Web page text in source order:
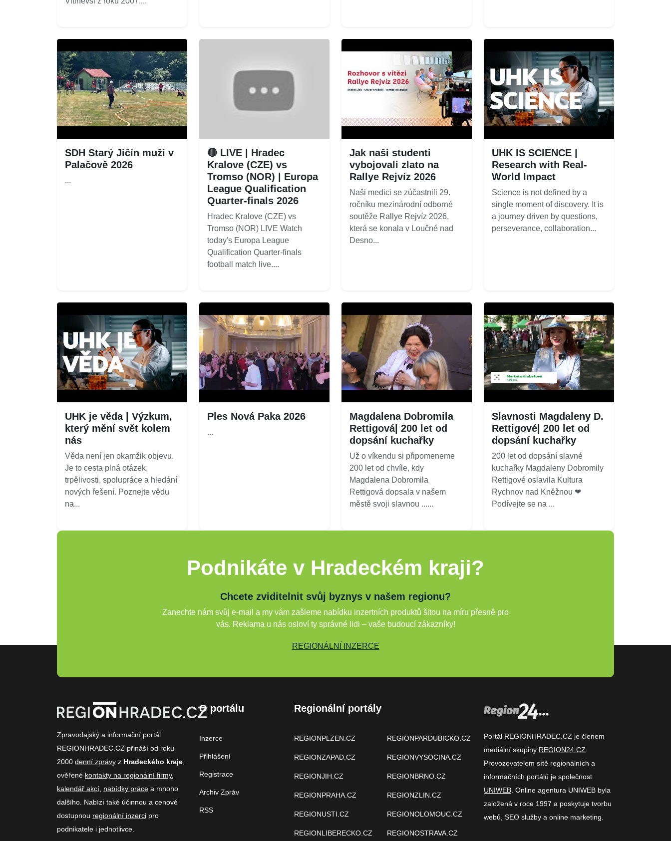
SDH Starý Jičín muži v
Palačově 2026
...
🔴 LIVE | Hradec
Kralove (CZE) vs
Tromso (NOR) | Europa
League Qualification
Quarter-finals 2026
Hradec Kralove (CZE) vs
Tromso (NOR) LIVE Watch
today's Europa League
Qualification Quarter-finals
football match live....
Jak naši studenti
vybojovali zlato na
Rallye Rejvíz 2026
Naši medici se zúčastnili 29.
ročníku mezinárodní odborné
soutěže Rallye Rejvíz 2026,
která se konala v Loučné nad
Desno...
UHK IS SCIENCE |
Research with Real-
World Impact
Science is not defined by a
single moment of discovery. It is
a journey driven by questions,
perseverance, collaboration...
UHK je věda | Výzkum,
který mění svět kolem
nás
Věda není jen okamžik objevu.
Je to cesta plná otázek,
trpělivosti, spolupráce a hledání
nových řešení. Poznejte vědu
na...
Ples Nová Paka 2026
...
Magdalena Dobromila
Rettigová| 200 let od
dopsání kuchařky
Už o víkendu si připomeneme
200 let od chvíle, kdy
Magdalena Dobromila
Rettigová dopsala v našem
městě svoji slavnou ......
Slavnosti Magdaleny D.
Rettigové| 200 let od
dopsání kuchařky
200 let od dopsání slavné
kuchařky Magdaleny Dobromily
Rettigové oslavila Kultura
Rychnov nad Kněžnou ❤
Podívejte se na ...
Podnikáte v Hradeckém kraji?
Chcete zviditelnit svůj byznys v našem regionu?
Zanechte nám svůj e-mail a my vám zašleme nabídku inzertních produktů šitou na míru přesně pro
vás. Reklama u nás osloví ty správné lidi – vaše budoucí zákazníky!
REGIONÁLNÍ INZERCE
Zpravodajský a informační portál
REGIONHRADEC.CZ přináší od roku
2000 denní zprávy z Hradeckého kraje
ověřené kontakty na regionální firmy,
kalendář akcí nabídky práce a mnoho
dalšího. Nabízí také účinnou a cenově
dostupnou regionální inzerci pro
podnikatele i jednotlivce.
O portálu
Inzerce
Přihlášení
Registrace
Archiv Zpráv
RSS
Regionální portály
REGIONPLZEN.CZ
REGIONZAPAD.CZ
REGIONJIH.CZ
REGIONPRAHA.CZ
REGIONUSTI.CZ
REGIONLIBERECKO.CZ
REGIONPARDUBICKO.CZ
REGIONVYSOCINA.CZ
REGIONBRNO.CZ
REGIONZLIN.CZ
REGIONOLOMOUC.CZ
REGIONOSTRAVA.CZ
Portál REGIONHRADEC.CZ je členem
mediální skupiny REGION24.CZ
Provozovatelem sítě regionálních a
informačních portálů je společnost
UNIWEB . Online agentura UNIWEB byla
založená v roce 1997 a poskytuje tvorbu
webů, SEO služby a online marketing.